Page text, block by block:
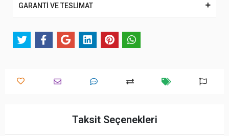
GARANTİ VE TESLİMAT
Taksit Seçenekleri